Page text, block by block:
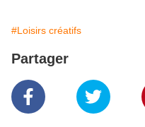
#Loisirs créatifs
Partager